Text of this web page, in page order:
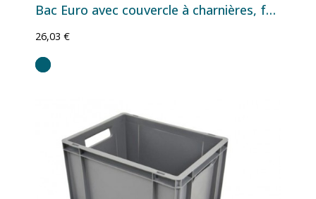
Bac Euro avec couvercle à charnières, fond et parois pleins - 30 L - 400×300×335 mm
26,03 €